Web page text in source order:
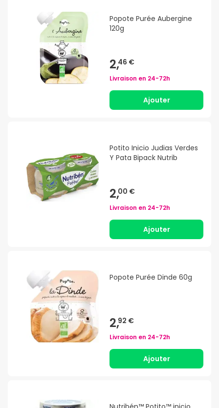
Popote Purée Aubergine
120g
2,46 €
Livraison en 24-72h
Ajouter
Potito Inicio Judias Verdes
Y Pata Bipack Nutrib
2,00 €
Livraison en 24-72h
Ajouter
Popote Purée Dinde 60g
2,92 €
Livraison en 24-72h
Ajouter